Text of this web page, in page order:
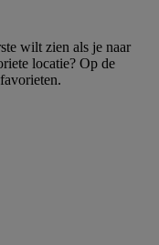
wilt zien als je naar
locatie? Op de